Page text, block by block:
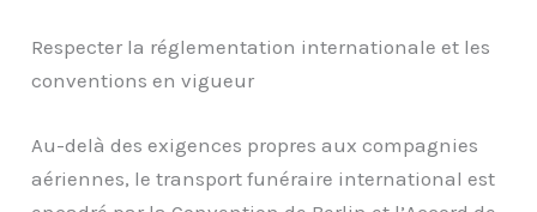
Respecter la réglementation internationale et les
conventions en vigueur
Au-delà des exigences propres aux compagnies
aériennes, le transport funéraire international est